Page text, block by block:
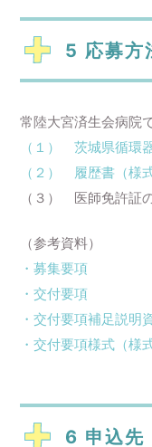
5 応募方
常陸大宮済生会病院
（１） 茨城県循環
（２） 履歴書（様
（３） 医師免許証
（参考資料）
・募集要項
・交付要項
・交付要項補足説明
・交付要項様式（様
6 申込先